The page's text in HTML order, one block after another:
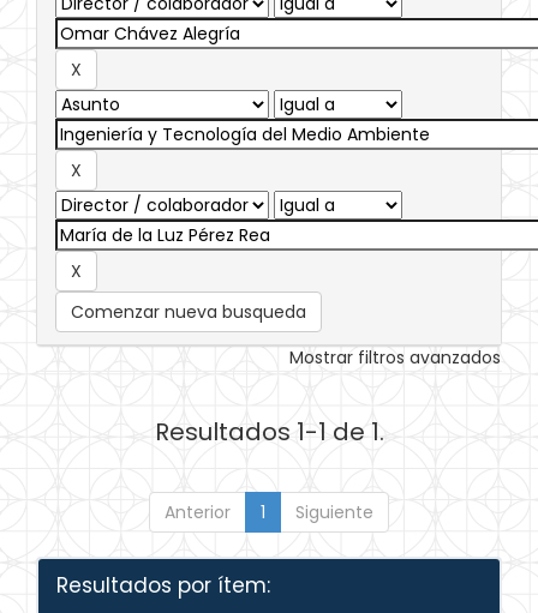
Comenzar nueva busqueda
Mostrar filtros avanzados
Resultados 1-1 de 1.
Anterior 1 Siguiente
Resultados por ítem: